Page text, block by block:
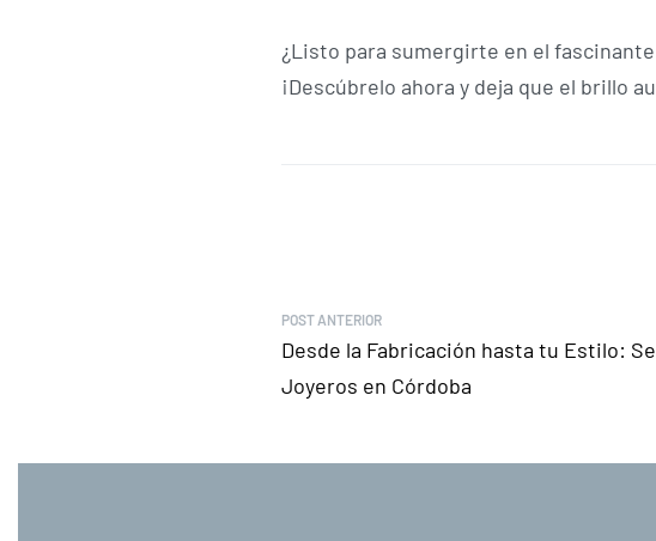
¿Listo para sumergirte en el
¡Descúbrelo ahora y deja que el brillo
POST ANTERIOR
Desde la Fabricación hasta tu Estilo:
Joyeros en Córdoba